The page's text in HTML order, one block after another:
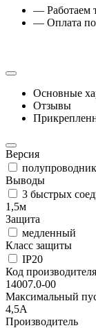
— Работаем
— Оплата по
Основные
Отзывы
Версия
Выводы
3 быстрых
1,5м
Защита
медленный
Класс защиты
IP20
Код производителя
14007.0-00
Максимальный
4,5А
Производитель